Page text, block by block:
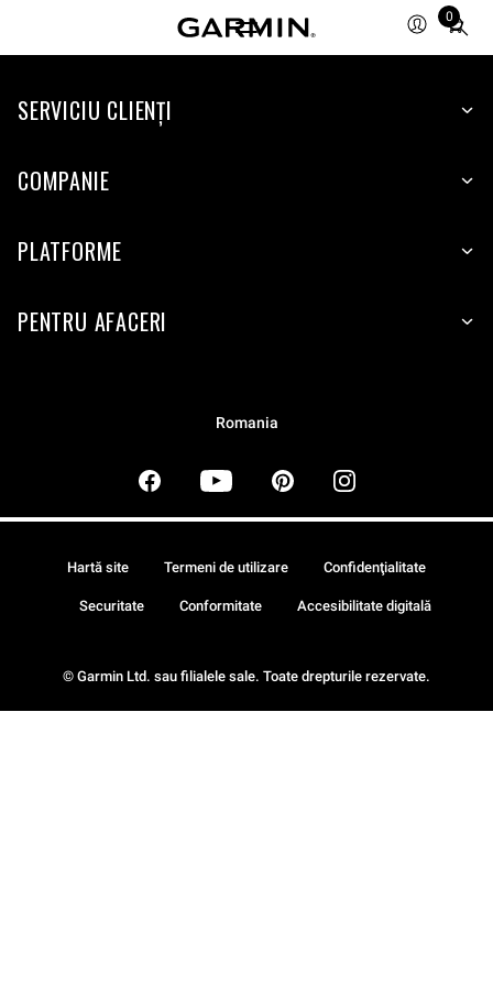
0
Total
items
cart:
SERVICIU CLIENŢI
COMPANIE
PLATFORME
PENTRU AFACERI
Romania
© Garmin Ltd. sau filialele sale. Toate drepturile rezervate.
Hartă site Termeni de utilizare Confidenţialitate
Securitate Conformitate Accesibilitate digitală